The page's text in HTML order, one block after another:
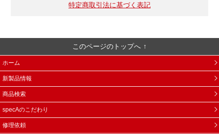
特定商取引法に基づく表記
このページのトップへ
ホーム
新製品情報
商品検索
specAのこだわり
修理依頼